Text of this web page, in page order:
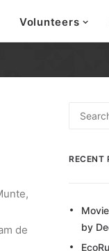
Volunteers
de
RECENT
by